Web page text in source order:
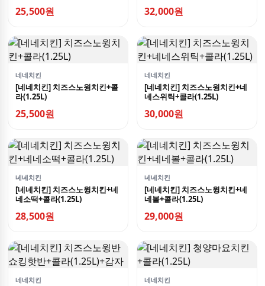
25,500원 32,000원
네네치킨
[네네치킨] 치즈스노윙치킨+콜
라(1.25L)
25,500원
네네치킨
[네네치킨] 치즈스노윙치킨+네
네스위틱+콜라(1.25L)
30,000원
네네치킨
[네네치킨] 치즈스노윙치킨+네
네소떡+콜라(1.25L)
28,500원
네네치킨
[네네치킨] 치즈스노윙치킨+네
네볼+콜라(1.25L)
29,000원
네네치킨 네네치킨